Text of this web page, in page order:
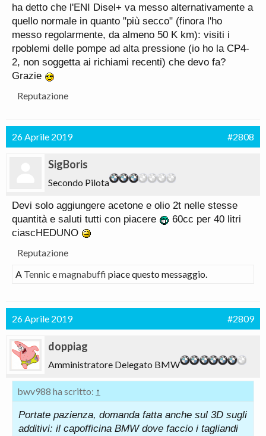
ha detto che l'ENI Disel+ va messo alternativamente a
quello normale in quanto "più secco" (finora l'ho
messo regolarmente, da almeno 50 K km): visiti i
rpoblemi delle pompe ad alta pressione (io ho la CP4-
2, non soggetta ai richiami recenti) che devo fa?
Grazie
Reputazione
26 Aprile 2019 #2808
SigBoris
Secondo Pilota
Devi solo aggiungere acetone e olio 2t nelle stesse
quantità e saluti tutti con piacere
60cc per 40 litri
ciascHEDUNO
Reputazione
A Tennic emagnabuffi piace questo messaggio.
26 Aprile 2019 #2809
doppiag
Amministratore Delegato BMW
bwv988 ha scritto: ↑
Portate pazienza, domanda fatta anche sul 3D sugli
additivi: il capofficina BMW dove faccio i tagliandi